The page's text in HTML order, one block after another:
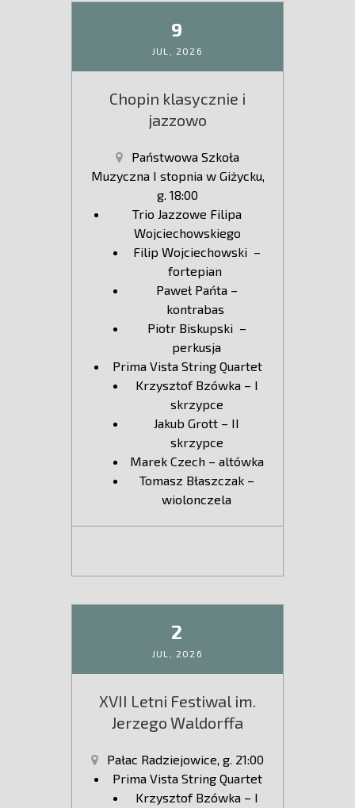
9
JUL, 2026
Chopin klasycznie i
jazzowo
Państwowa Szkoła
Muzyczna I stopnia w Giżycku,
g. 18:00
Trio Jazzowe Filipa
Wojciechowskiego
Filip Wojciechowski –
fortepian
Paweł Pańta –
kontrabas
Piotr Biskupski –
perkusja
Prima Vista String Quartet
Krzysztof Bzówka – I
skrzypce
Jakub Grott – II
skrzypce
Marek Czech – altówka
Tomasz Błaszczak –
wiolonczela
2
JUL, 2026
XVII Letni Festiwal im.
Jerzego Waldorffa
Pałac Radziejowice, g. 21:00
Prima Vista String Quartet
Krzysztof Bzówka – I